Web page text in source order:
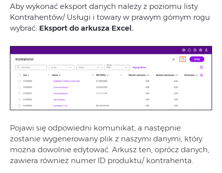
Aby wykonać eksport danych należy z poziomu listy
Kontrahentów/ Usługi i towary w prawym górnym rogu
wybrać: Eksport do arkusza Excel.
Pojawi się odpowiedni komunikat, a następnie
zostanie wygenerowany plik z naszymi danymi, który
można dowolnie edytować. Arkusz ten, oprócz danych,
zawiera również numer ID produktu/ kontrahenta.